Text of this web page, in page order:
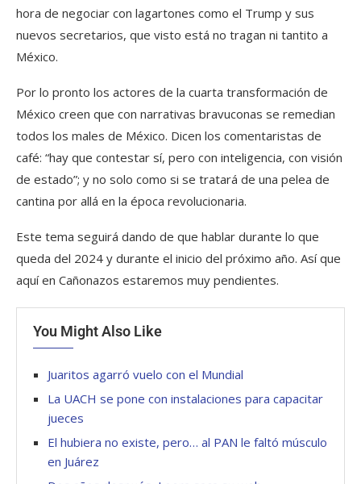
hora de negociar con lagartones como el Trump y sus
nuevos secretarios, que visto está no tragan ni tantito a
México.
Por lo pronto los actores de la cuarta transformación de
México creen que con narrativas bravuconas se remedian
todos los males de México. Dicen los comentaristas de
café: “hay que contestar sí, pero con inteligencia, con visión
de estado”; y no solo como si se tratará de una pelea de
cantina por allá en la época revolucionaria.
Este tema seguirá dando de que hablar durante lo que
queda del 2024 y durante el inicio del próximo año. Así que
aquí en Cañonazos estaremos muy pendientes.
You Might Also Like
Juaritos agarró vuelo con el Mundial
La UACH se pone con instalaciones para capacitar
jueces
El hubiera no existe, pero… al PAN le faltó músculo
en Juárez